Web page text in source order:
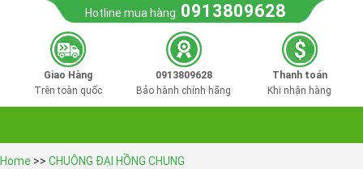
Hotline mua hàng: 0913809628
Giao Hàng
Trên toàn quốc
0913809628
Bảo hành chính hãng
Thanh toán
Khi nhận hàng
Home >> CHUÔNG ĐẠI HỒNG CHUNG